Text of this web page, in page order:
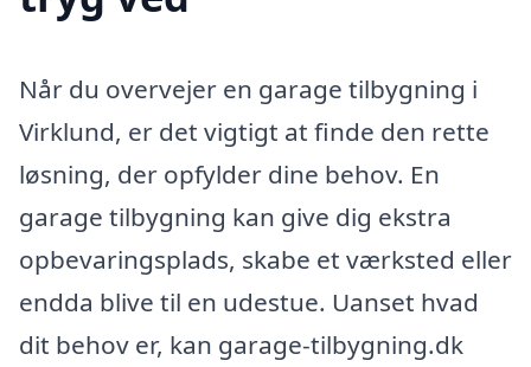
Når du overvejer en garage tilbygning i
Virklund, er det vigtigt at finde den rette
løsning, der opfylder dine behov. En
garage tilbygning kan give dig ekstra
opbevaringsplads, skabe et værksted eller
endda blive til en udestue. Uanset hvad
dit behov er, kan garage-tilbygning.dk